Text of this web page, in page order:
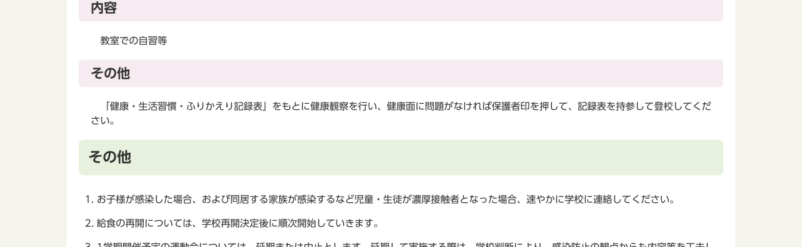
内容
教室での自習等
その他
「健康・生活習慣・ふりかえり記録表」をもとに健康観察を行い、健康面に問題がなければ保護者印を押して、記録表を持参して登校してくだ
さい。
その他
お子様が感染した場合、および同居する家族が感染するなど児童・生徒が濃厚接触者となった場合、速やかに学校に連絡してください。
給食の再開については、学校再開決定後に順次開始していきます。